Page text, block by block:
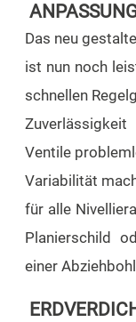
Das neu
ist nun noch
schnellen
Ventile
Variabilität
für alle
Planierschild
einer